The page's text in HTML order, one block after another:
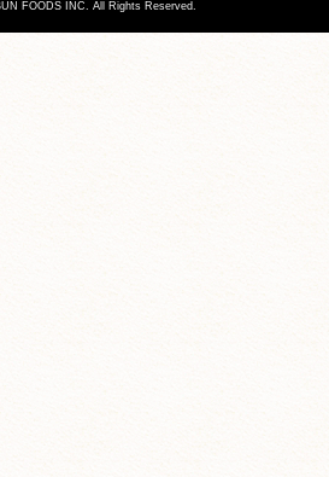
FOODS INC. All Rights Reserved.